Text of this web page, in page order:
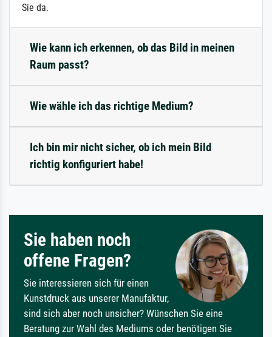
Sie da.
Wie kann ich erkennen, ob das Bild in meinen
Raum passt?
Wie wähle ich das richtige Medium?
Ich bin mir nicht sicher, ob ich mein Bild
richtig konfiguriert habe!
Sie haben noch
offene Fragen?
Sie interessieren sich für einen
Kunstdruck aus unserer Manufaktur,
sind sich aber noch unsicher? Wünschen Sie eine
Beratung zur Wahl des Mediums oder benötigen Sie